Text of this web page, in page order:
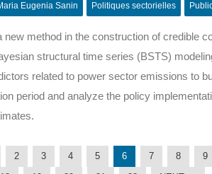
Eugenia Sanin Politiques sectorielles
new method in the construction of credible
structural time series (BSTS)
related to power sector emissions to
period and analyze the policy
2 3 4 5 6 7 8 9